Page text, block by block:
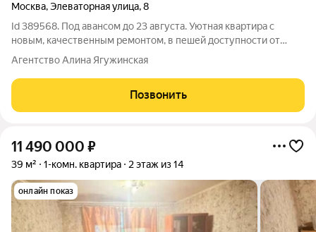
Москва,Элеваторная улица,8
Id 389568. Под авансом до 23 августа. Уютная квартира с
новым, качественным ремонтом, в пешей доступности от
метро «Царицыно» Эта квартира редкая возможность
приобрести полностью готовое к проживанию жилье без
необходимости вкладывать средства в
Агентство Алина Ягужинская
Позвонить
11 490 000 ₽
39 м² 1-комн. квартира 2 этаж из 14
онлайн показ